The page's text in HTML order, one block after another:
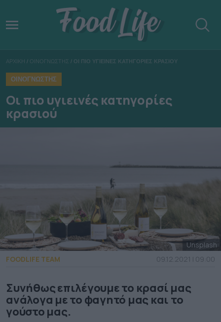
ΑΡΧΙΚΗ / ΟΙΝΟΓΝΩΣΤΗΣ / ΟΙ ΠΙΟ ΥΓΙΕΙΝΕΣ ΚΑΤΗΓΟΡΙΕΣ ΚΡΑΣΙΟΥ
ΟΙΝΟΓΝΩΣΤΗΣ
Οι πιο υγιεινές κατηγορίες
κρασιού
Unsplash
FOODLIFE TEAM
09.12.2021 | 09:00
Συνήθως επιλέγουμε το κρασί μας
ανάλογα με το φαγητό μας και το
γούστο μας.